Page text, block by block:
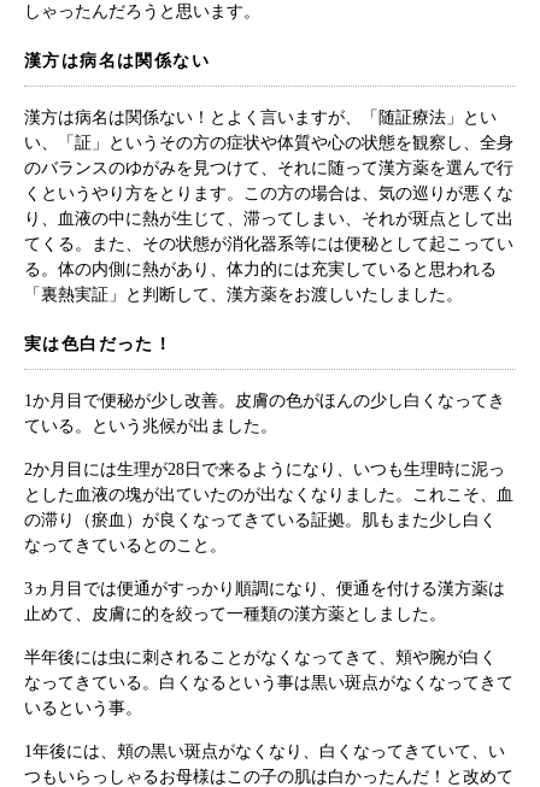
しゃったんだろうと思います。
漢方は病名は関係ない
漢方は病名は関係ない！とよく言いますが、「随証療法」とい
い、「証」というその方の症状や体質や心の状態を観察し、全身
のバランスのゆがみを見つけて、それに随って漢方薬を選んで行
くというやり方をとります。この方の場合は、気の巡りが悪くな
り、血液の中に熱が生じて、滞ってしまい、それが斑点として出
てくる。また、その状態が消化器系等には便秘として起こってい
る。体の内側に熱があり、体力的には充実していると思われる
「裏熱実証」と判断して、漢方薬をお渡しいたしました。
実は色白だった！
1か月目で便秘が少し改善。皮膚の色がほんの少し白くなってき
ている。という兆候が出ました。
2か月目には生理が28日で来るようになり、いつも生理時に泥っ
とした血液の塊が出ていたのが出なくなりました。これこそ、血
の滞り（瘀血）が良くなってきている証拠。肌もまた少し白く
なってきているとのこと。
3ヵ月目では便通がすっかり順調になり、便通を付ける漢方薬は
止めて、皮膚に的を絞って一種類の漢方薬としました。
半年後には虫に刺されることがなくなってきて、頬や腕が白く
なってきている。白くなるという事は黒い斑点がなくなってきて
いるという事。
1年後には、頬の黒い斑点がなくなり、白くなってきていて、い
つもいらっしゃるお母様はこの子の肌は白かったんだ！と改めて